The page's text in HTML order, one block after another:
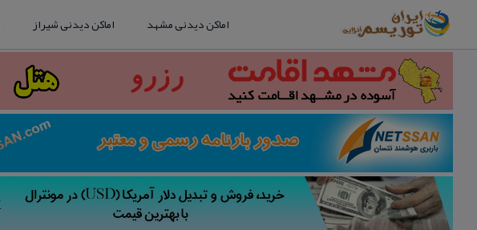
اماکن دیدنی مشهد اماکن دیدنی شیراز